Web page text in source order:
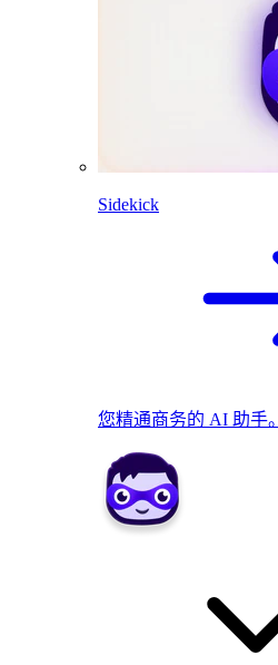
Sidekick
您精通商务的 AI 助手。